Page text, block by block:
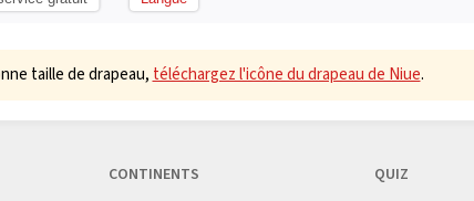
taille de drapeau,téléchargez l'icône du drapeau de Niue.
CONTINENTS
QUIZ